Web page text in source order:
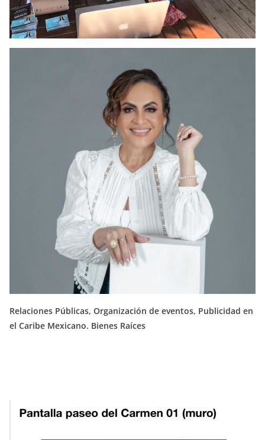
Relaciones Públicas, Organización de eventos, Publicidad en
el Caribe Mexicano. Bienes Raíces